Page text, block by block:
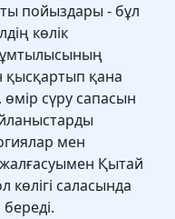
пойыздары - бұл
көлік
қысқартып қана
сүру сапасын
мен
Қытай
саласында